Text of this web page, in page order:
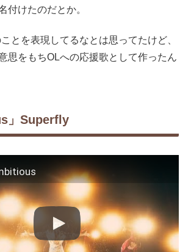
付けたのだとか。
とを表現してるなとは思ってたけど、
思をもちOLへの応援歌として作ったん
」Superfly